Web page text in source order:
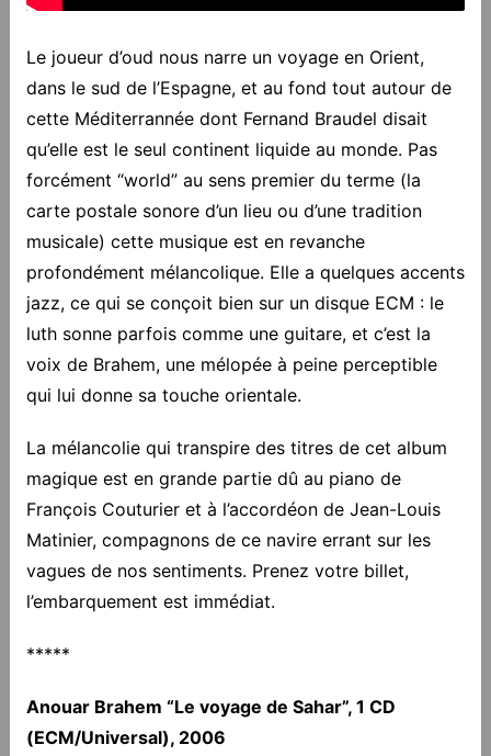
Le joueur d’oud nous narre un voyage en Orient,
dans le sud de l’Espagne, et au fond tout autour de
cette Méditerrannée dont Fernand Braudel disait
qu’elle est le seul continent liquide au monde. Pas
forcément “world” au sens premier du terme (la
carte postale sonore d’un lieu ou d’une tradition
musicale) cette musique est en revanche
profondément mélancolique. Elle a quelques accents
jazz, ce qui se conçoit bien sur un disque ECM : le
luth sonne parfois comme une guitare, et c’est la
voix de Brahem, une mélopée à peine perceptible
qui lui donne sa touche orientale.
La mélancolie qui transpire des titres de cet album
magique est en grande partie dû au piano de
François Couturier et à l’accordéon de Jean-Louis
Matinier, compagnons de ce navire errant sur les
vagues de nos sentiments. Prenez votre billet,
l’embarquement est immédiat.
*****
Anouar Brahem “Le voyage de Sahar”, 1 CD
(ECM/Universal), 2006